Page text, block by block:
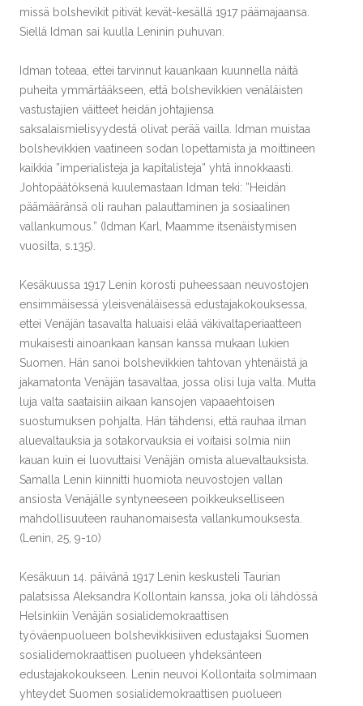
missä bolshevikit pitivät kevät-kesällä 1917 päämajaansa.
Siellä Idman sai kuulla Leninin puhuvan.
Idman toteaa, ettei tarvinnut kauankaan kuunnella näitä
puheita ymmärtääkseen, että bolshevikkien venäläisten
vastustajien väitteet heidän johtajiensa
saksalaismielisyydestä olivat perää vailla. Idman muistaa
bolshevikkien vaatineen sodan lopettamista ja moittineen
kaikkia ”imperialisteja ja kapitalisteja” yhtä innokkaasti.
Johtopäätöksenä kuulemastaan Idman teki: ”Heidän
päämääränsä oli rauhan palauttaminen ja sosiaalinen
vallankumous.” (Idman Karl, Maamme itsenäistymisen
vuosilta, s.135).
Kesäkuussa 1917 Lenin korosti puheessaan neuvostojen
ensimmäisessä yleisvenäläisessä edustajakokouksessa,
ettei Venäjän tasavalta haluaisi elää väkivaltaperiaatteen
mukaisesti ainoankaan kansan kanssa mukaan lukien
Suomen. Hän sanoi bolshevikkien tahtovan yhtenäistä ja
jakamatonta Venäjän tasavaltaa, jossa olisi luja valta. Mutta
luja valta saataisiin aikaan kansojen vapaaehtoisen
suostumuksen pohjalta. Hän tähdensi, että rauhaa ilman
aluevaltauksia ja sotakorvauksia ei voitaisi solmia niin
kauan kuin ei luovuttaisi Venäjän omista aluevaltauksista.
Samalla Lenin kiinnitti huomiota neuvostojen vallan
ansiosta Venäjälle syntyneeseen poikkeukselliseen
mahdollisuuteen rauhanomaisesta vallankumouksesta.
(Lenin, 25, 9-10)
Kesäkuun 14. päivänä 1917 Lenin keskusteli Taurian
palatsissa Aleksandra Kollontain kanssa, joka oli lähdössä
Helsinkiin Venäjän sosialidemokraattisen
työväenpuolueen bolshevikkisiiven edustajaksi Suomen
sosialidemokraattisen puolueen yhdeksänteen
edustajakokoukseen. Lenin neuvoi Kollontaita solmimaan
yhteydet Suomen sosialidemokraattisen puolueen